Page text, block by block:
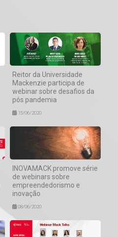
Reitor da Universidade
Mackenzie participa de
webinar sobre desafios da
pós pandemia
15/06/2020
INOVAMACK promove série
de webinars sobre
empreendedorismo e
inovação
08/06/2020